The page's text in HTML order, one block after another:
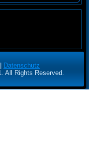
Datenschutz
All Rights Reserved.